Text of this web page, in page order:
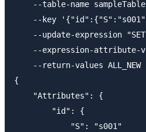
--table-name
--key
--update-expression
--expression-attribute-
    --return-values ALL_NEW
{
    "Attributes": {
        "id": {
            "S": "s001"